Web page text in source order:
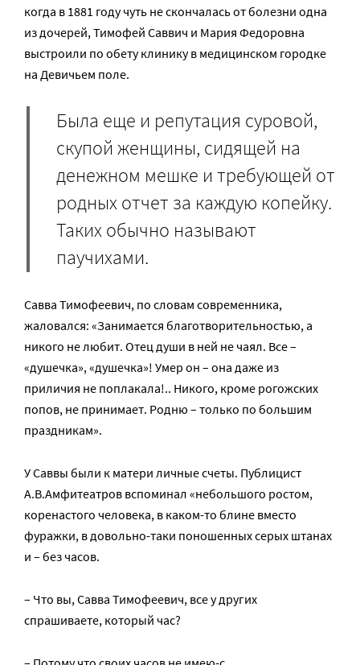
когда в 1881 году чуть не скончалась от болезни одна
из дочерей, Тимофей Саввич и Мария Федоровна
выстроили по обету клинику в медицинском городке
на Девичьем поле.
Была еще и репутация суровой,
скупой женщины, сидящей на
денежном мешке и требующей от
родных отчет за каждую копейку.
Таких обычно называют
паучихами.
Савва Тимофеевич, по словам современника,
жаловался: «Занимается благотворительностью, а
никого не любит. Отец души в ней не чаял. Все –
«душечка», «душечка»! Умер он – она даже из
приличия не поплакала!.. Никого, кроме рогожских
попов, не принимает. Родню – только по большим
праздникам».
У Саввы были к матери личные счеты. Публицист
А.В.Амфитеатров вспоминал «небольшого ростом,
коренастого человека, в каком-то блине вместо
фуражки, в довольно-таки поношенных серых штанах
и – без часов.
– Что вы, Савва Тимофеевич, все у других
спрашиваете, который час?